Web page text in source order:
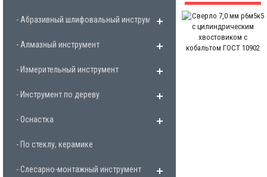
- Абразивный шлифовальный инструмент
- Алмазный инструмент
- Измерительный инструмент
- Инструмент по дереву
- Оснастка
- По стеклу, керамике
- Слесарно-монтажный инструмент